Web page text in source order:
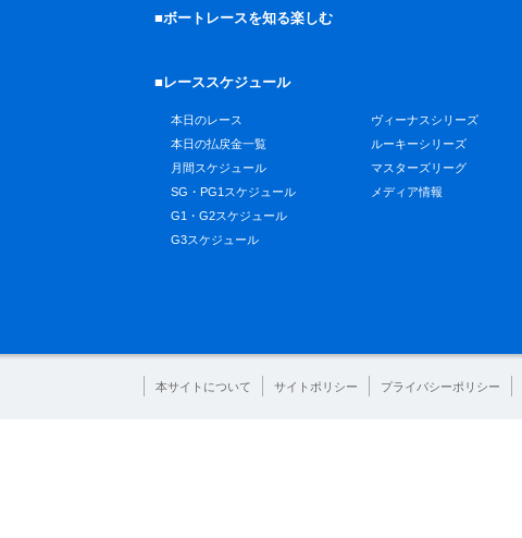
■ボートレースを知る楽しむ
■レーススケジュール
本日のレース
本日の払戻金一覧
月間スケジュール
SG・PG1スケジュール
G1・G2スケジュール
G3スケジュール
ヴィーナスシリーズ
ルーキーシリーズ
マスターズリーグ
メディア情報
本サイトについて サイトポリシー プライバシーポリシー